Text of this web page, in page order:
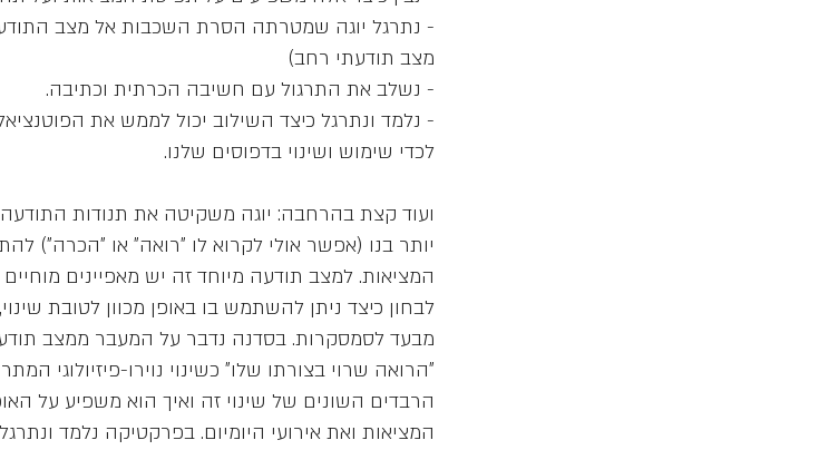
- נתרגל יוגה שמטרתה הסרת השכבות אל מצב
- נלמד ונתרגל כיצד השילוב יכול לממש את
ועוד קצת בהרחבה: יוגה משקיטה את תנודות
יותר בנו (אפשר אולי לקרוא לו "רואה" או "הכרה")
המציאות. למצב תודעה מיוחד זה יש מאפיינים מוחיים
לבחון כיצד ניתן להשתמש בו באופן מכוון לטובת
מבעד לסמסקרות. בסדנה נדבר על המעבר ממצב
"הרואה שרוי בצורתו שלו" כשינוי נוירו-פיזיולוגי
הרבדים השונים של שינוי זה ואיך הוא משפיע על
המציאות ואת אירועי היומיום. בפרקטיקה נלמד